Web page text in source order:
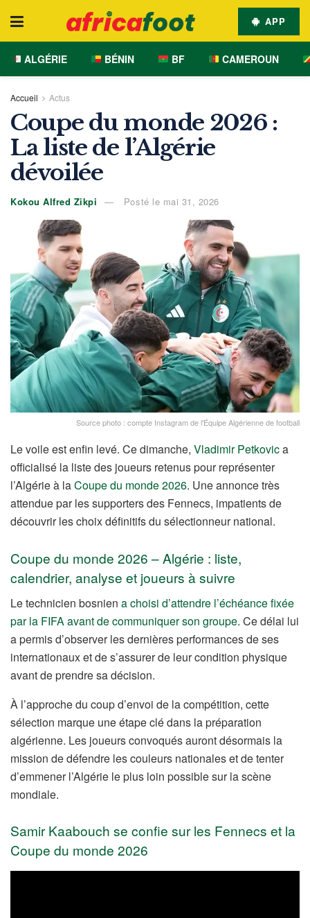
APP
ALGÉRIE BÉNIN BF CAMEROUN
Accueil Actus
Coupe du monde 2026 :
La liste de l’Algérie
dévoilée
Kokou Alfred Zikpi Posté le mai 31, 2026
Source photo : compte Instagram de l'Équipe Algérienne de football
Le voile est enfin levé. Ce dimanche, Vladimir Petkovica
officialisé la liste des joueurs retenus pour représenter
l’Algérie à laCoupe du monde 2026. Une annonce très
attendue par les supporters des Fennecs, impatients de
découvrir les choix définitifs du sélectionneur national.
Coupe du monde 2026 – Algérie : liste,
calendrier, analyse et joueurs à suivre
Le technicien bosnien a choisi d’attendre l’échéance fixée
par la FIFA avant de communiquer son groupe. Ce délai lui
a permis d’observer les dernières performances de ses
internationaux et de s’assurer de leur condition physique
avant de prendre sa décision.
À l’approche du coup d’envoi de la compétition, cette
sélection marque une étape clé dans la préparation
algérienne. Les joueurs convoqués auront désormais la
mission de défendre les couleurs nationales et de tenter
d’emmener l’Algérie le plus loin possible sur la scène
mondiale.
Samir Kaabouch se confie sur les Fennecs et la
Coupe du monde 2026